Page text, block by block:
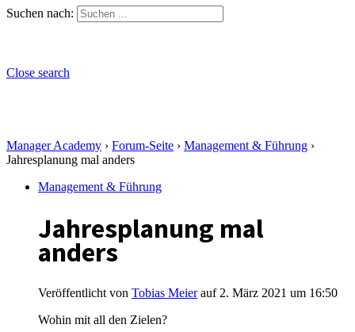
Suchen nach:
Close search
Manager Academy › Forum-Seite › Management & Führung ›
Jahresplanung mal anders
Management & Führung
Jahresplanung mal
anders
Veröffentlicht von Tobias Meier auf 2. März 2021 um 16:50
Wohin mit all den Zielen?